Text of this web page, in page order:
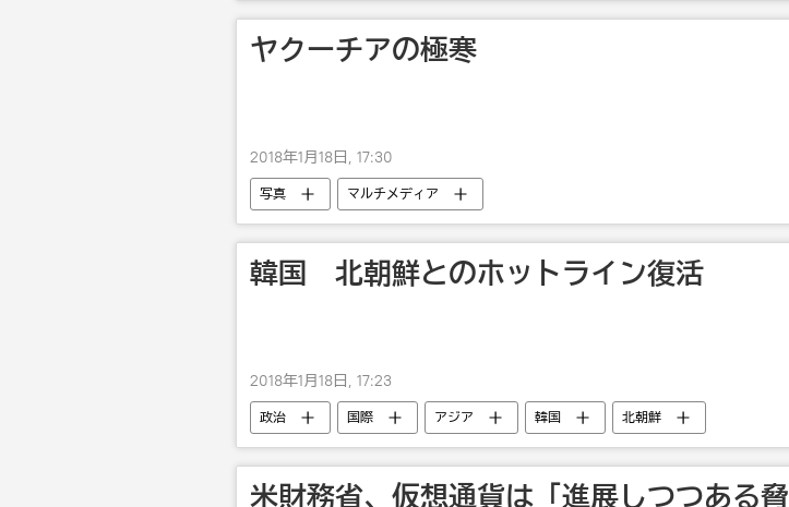
ヤクーチアの極寒
2018年1月18日, 17:30
写真 マルチメディア
韓国 北朝鮮とのホットライン復活
2018年1月18日, 17:23
政治 国際 アジア 韓国 北朝鮮
米財務省、仮想通貨は「進展しつつある脅